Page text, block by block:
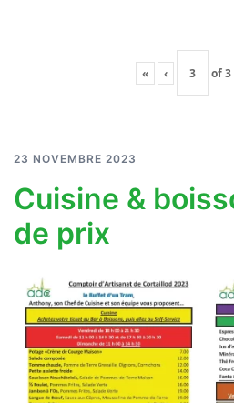
« ‹ of3
23 NOVEMBRE 2023
Cuisine &
de prix